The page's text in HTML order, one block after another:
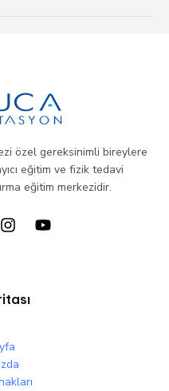
özel gereksinimli bireylere
eğitim ve fizik tedavi
eğitim merkezidir.